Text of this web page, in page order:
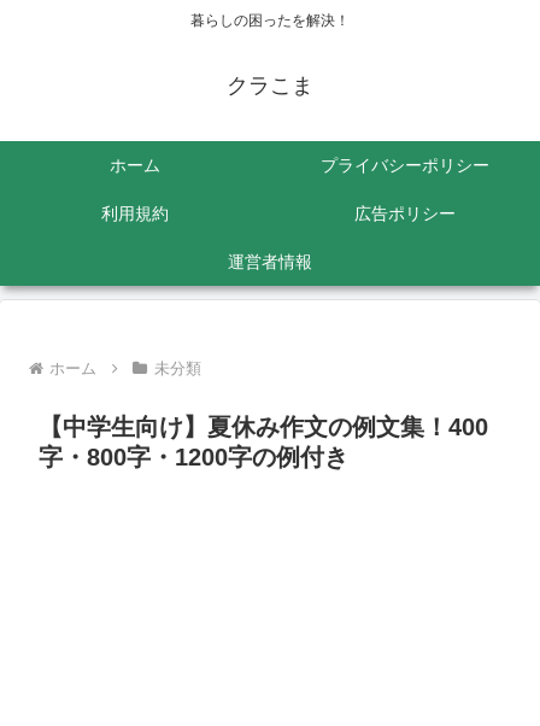
暮らしの困ったを解決！
クラこま
ホーム プライバシーポリシー
利用規約 広告ポリシー
運営者情報
ホーム 未分類
【中学生向け】夏休み作文の例文集！400
字・800字・1200字の例付き